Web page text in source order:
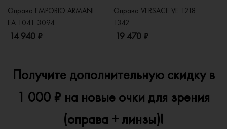
Оправа EMPORIO ARMANI
EA 1041 3094
14 940 ₽
Оправа VERSACE VE 1218
1342
19 470 ₽
Получите дополнительную скидку в
1 000 ₽ на новые очки для зрения
(оправа + линзы)!